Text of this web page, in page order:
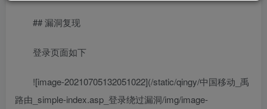
## 漏洞复现
登录页面如下
![image-20210705132051022](/static/qingy/中国移动_禹
路由_simple-index.asp_登录绕过漏洞/img/image-